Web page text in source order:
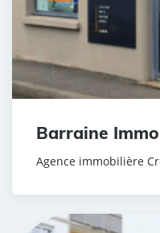
Barraine
Agence immobilière